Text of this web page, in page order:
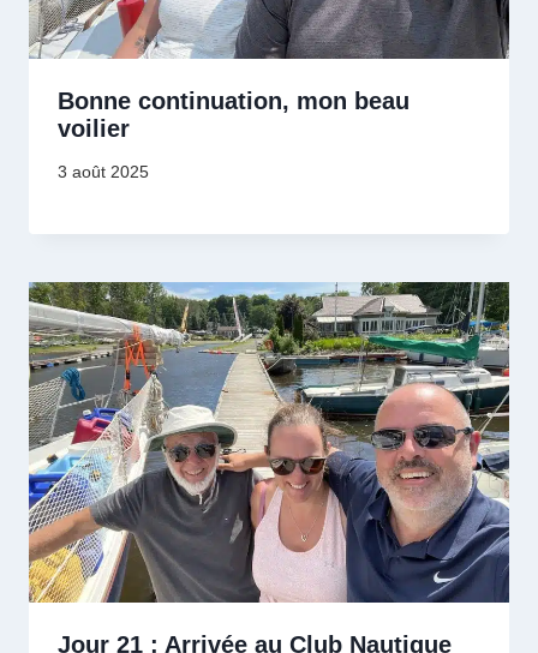
Bonne continuation, mon beau
voilier
3 août 2025
Jour 21 : Arrivée au Club Nautique